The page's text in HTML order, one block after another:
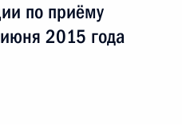
по приёму
2015 года